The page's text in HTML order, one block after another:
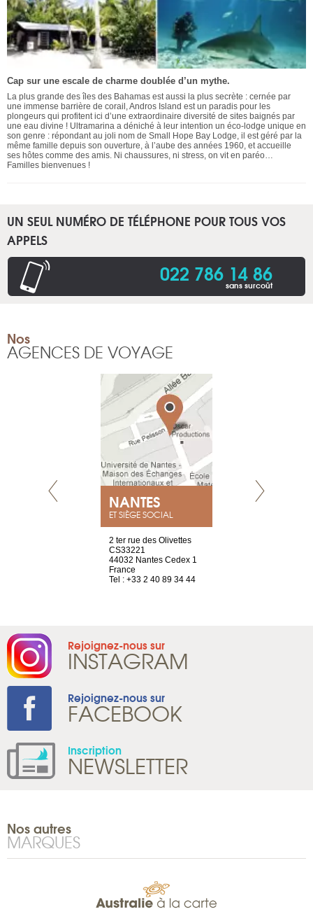
Cap sur une escale de charme doublée d’un mythe.
La plus grande des îles des Bahamas est aussi la plus secrète : cernée par
une immense barrière de corail, Andros Island est un paradis pour les
plongeurs qui profitent ici d’une extraordinaire diversité de sites baignés par
une eau divine ! Ultramarina a déniché à leur intention un éco-lodge unique en
son genre : répondant au joli nom de Small Hope Bay Lodge, il est géré par la
même famille depuis son ouverture, à l’aube des années 1960, et accueille
ses hôtes comme des amis. Ni chaussures, ni stress, on vit en paréo…
Familles bienvenues !
UN SEUL NUMÉRO DE TÉLÉPHONE POUR TOUS VOS
APPELS
022 786 14 86
sans surcoût
Nos
AGENCES DE VOYAGE
NANTES
ET SIÈGE SOCIAL
2 ter rue des Olivettes
CS33221
44032 Nantes Cedex 1
France
Tel : +33 2 40 89 34 44
Rejoignez-nous sur
INSTAGRAM
Rejoignez-nous sur
FACEBOOK
Inscription
NEWSLETTER
Nos autres
MARQUES